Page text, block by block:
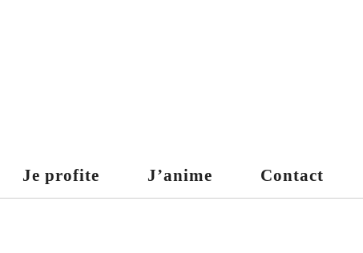
Je profite J’anime Contact